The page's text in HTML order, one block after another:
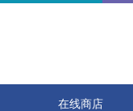
在线商店